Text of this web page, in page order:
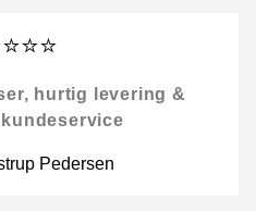
hurtig levering &
Pedersen